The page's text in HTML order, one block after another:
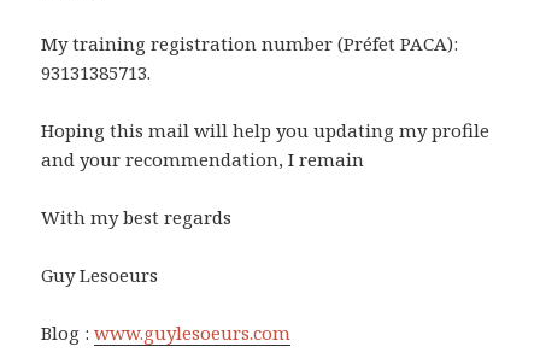
My training registration number (Préfet PACA):
93131385713.
Hoping this mail will help you updating my profile
and your recommendation, I remain
With my best regards
Guy Lesoeurs
Blog :www.guylesoeurs.com